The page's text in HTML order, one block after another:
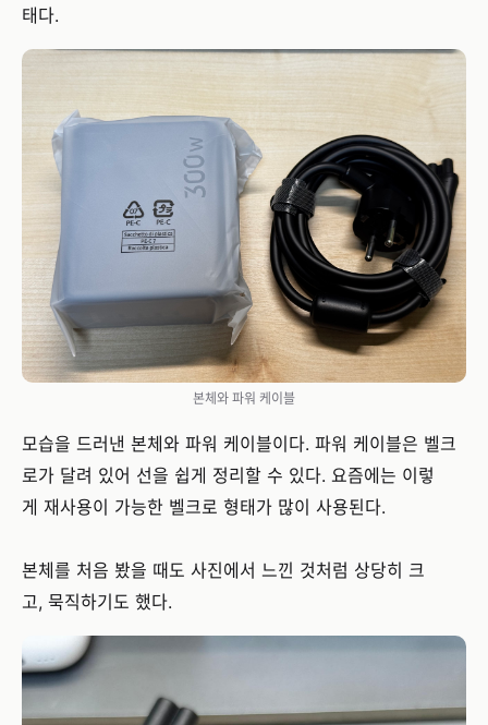
태다.
본체와 파워 케이블
모습을 드러낸 본체와 파워 케이블이다. 파워 케이블은 벨크
로가 달려 있어 선을 쉽게 정리할 수 있다. 요즘에는 이렇
게 재사용이 가능한 벨크로 형태가 많이 사용된다.
본체를 처음 봤을 때도 사진에서 느낀 것처럼 상당히 크
고, 묵직하기도 했다.